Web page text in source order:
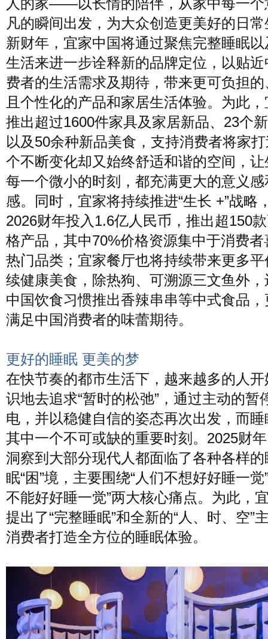
人的家——以长情的陪伴，从家中每一个
凡的瞬间出发，为大众创造更美好的日
新财年，宜家中国将通过聚焦完整睡眠
生活来进一步诠释新的品牌定位，以贴
费者的生活需求及期待，带来更可负担
且个性化的产品和家居生活体验。为此
推出超过1600件家具及家居新品、23个
以及50余种新品美食，支持消费者将家
个不断变化却又始终舒适和谐的空间，
每一个微小的时刻，都充满更大的意义
感。同时，宜家将持续推进“生长 +”战略
2026财年投入1.6亿人民币，推出超150
格产品，其中70%价格资源集中于消费者
热门品类；宜家餐厅也将持续带来更多
续健康美食，除热狗、可溯源三文鱼外
中国饮食习惯推出香辣串串等中式食品
满足中国消费者的味蕾期待。
更好的睡眠 更美的梦
在快节奏的都市生活下，越来越多的人
识地去追求“暂时的松弛”，通过主动的暂
电，并以稳健自信的姿态再次出发，而
其中一个不可或缺的重要时刻。2025财
洞察到大部分现代人都面临了各种各样的
眠“困”境，主要围绕“人们不想好好睡一觉
不能好好睡一觉”两大核心痛点。为此，
提出了“完整睡眠”和全新的“人、时、空”
消费者打造全方位的睡眠体验。